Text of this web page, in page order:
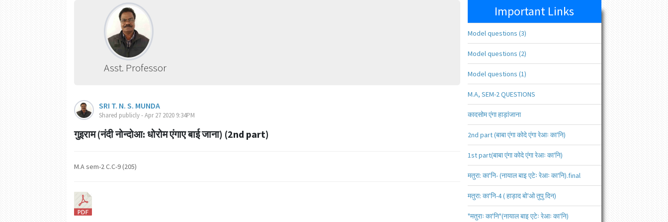
Asst. Professor
SRI T. N. S. MUNDA
Shared publicly - Apr 27 2020 9:34PM
गुइराम (नंदी नोन्दोआ: धोरोम एंगाए बाई जाना) (2nd part)
M.A sem-2 C.C-9 (205)
Important Links
Model questions (3)
Model questions (2)
Model questions (1)
M.A, SEM-2 QUESTIONS
कादसोम एंगा हाड़ांजाना
2nd part (बाबा एंगा कोदे एंगा रेआः का'नि)
1st part(बाबा एंगा कोदे एंगा रेआः का'नि)
मतुरा: का'नि- (नायाल बाइ एटेः रेआः का'नि).final
मतुरा: का'नि-4 ( हाड़ाद बो'ओ तुपु दिन)
"मतुराः का'नि"(नायाल बाइ एटेः रेआः का'नि)